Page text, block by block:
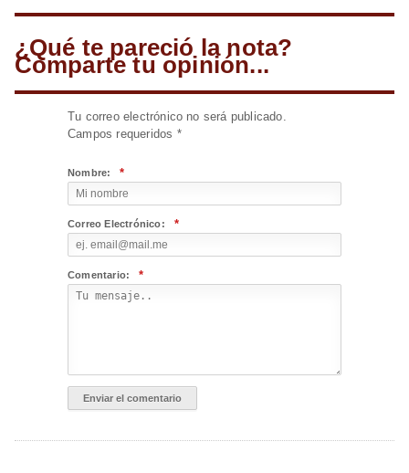
¿Qué te pareció la nota?
Comparte tu opinión...
Tu correo electrónico no será publicado.
Campos requeridos *
Nombre: *
Correo Electrónico: *
Comentario: *